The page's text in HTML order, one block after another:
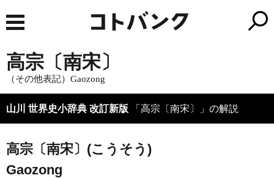
高宗〔南宋〕
（その他表記）Gaozong
山川 世界史小辞典 改訂新版 「高宗〔南宋〕」の解説
高宗〔南宋〕(こうそう)
Gaozong